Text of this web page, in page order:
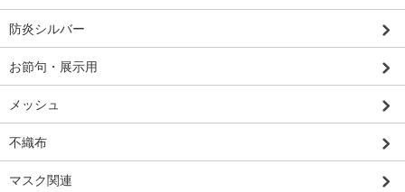
防炎シルバー
お節句・展示用
メッシュ
不織布
マスク関連